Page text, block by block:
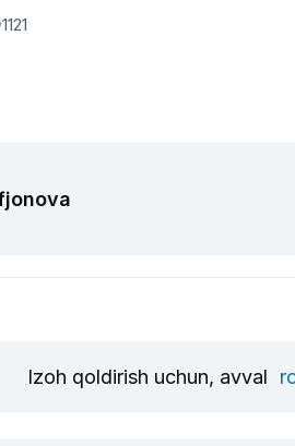
1121
Izoh qoldirish uchun, avval